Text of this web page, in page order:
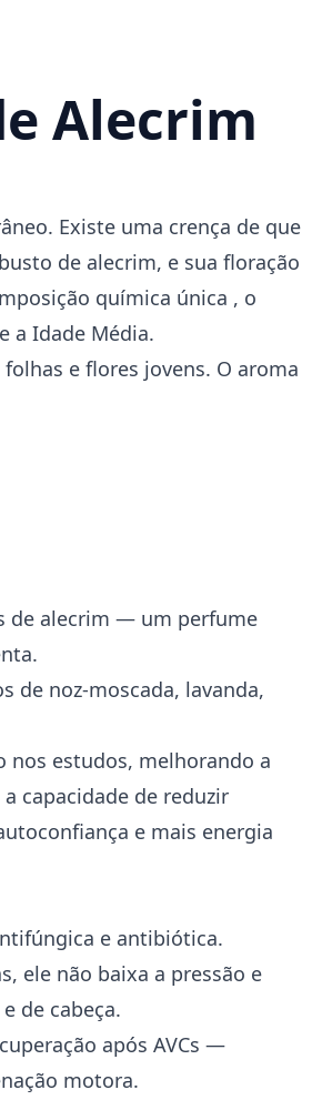
Alecrim
Existe uma crença de que
de alecrim, e sua floração
química única , o
a Idade Média.
e flores jovens. O aroma
de alecrim — um perfume
de noz-moscada, lavanda,
nos estudos, melhorando a
capacidade de reduzir
e mais energia
e antibiótica.
ele não baixa a pressão e
de cabeça.
após AVCs —
motora.